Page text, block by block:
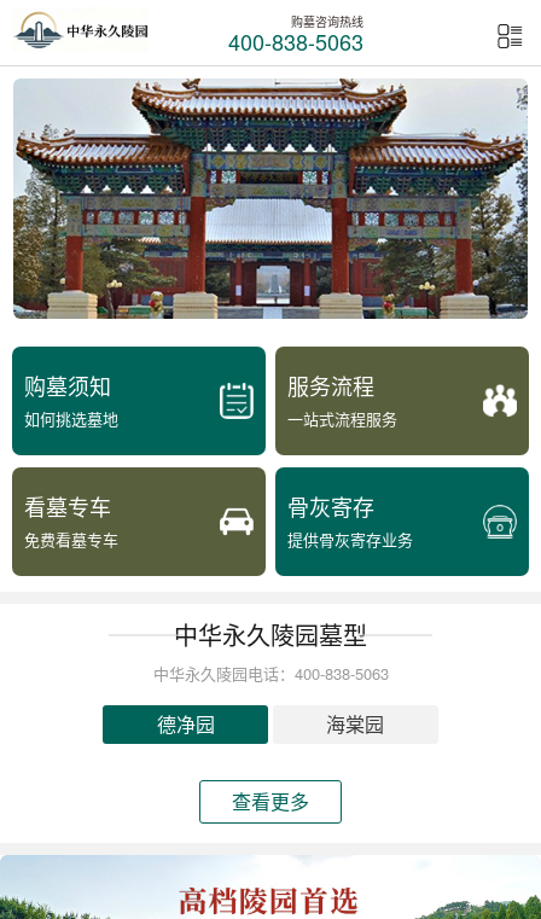
购墓咨询热线
400-838-5063
购墓须知
如何挑选墓地
服务流程
一站式流程服务
看墓专车
免费看墓专车
骨灰寄存
提供骨灰寄存业务
中华永久陵园墓型
中华永久陵园电话：400-838-5063
德净园 海棠园
查看更多